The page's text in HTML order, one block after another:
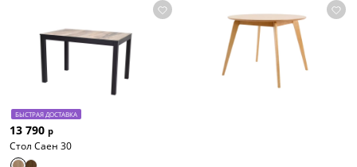
БЫСТРАЯ ДОСТАВКА
13 790 р
Стол Саен 30